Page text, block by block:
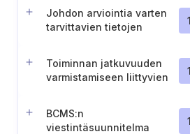
Johdon arviointia varten
tarvittavien tietojen
1
Toiminnan jatkuvuuden
varmistamiseen liittyvien
1
BCMS:n
viestintäsuunnitelma
1